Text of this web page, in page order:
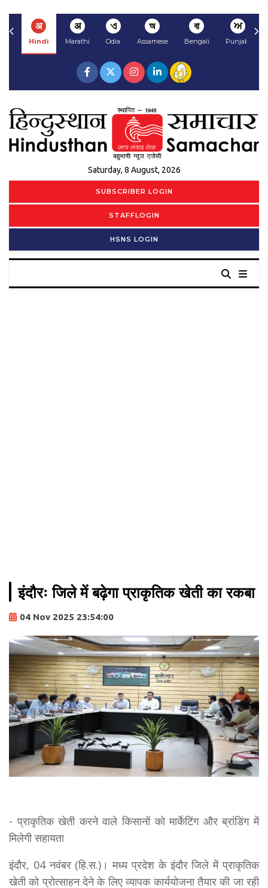
अ
Hindi
अ
Marathi
ଏ
Odia
অ
Assamese
বা
Bengali
ਅ
Punjabi
Saturday, 8 August, 2026
SUBSCRIBER LOGIN
STAFFLOGIN
HSNS LOGIN
इंदौरः जिले में बढ़ेगा प्राकृतिक खेती का रकबा
04 Nov 2025 23:54:00
- प्राकृतिक खेती करने वाले किसानों को मार्केटिंग और ब्रांडिंग में
मिलेगी सहायता
इंदौर, 04 नवंबर (हि.स.)। मध्य प्रदेश के इंदौर जिले में प्राकृतिक
खेती को प्रोत्साहन देने के लिए व्यापक कार्ययोजना तैयार की जा रही